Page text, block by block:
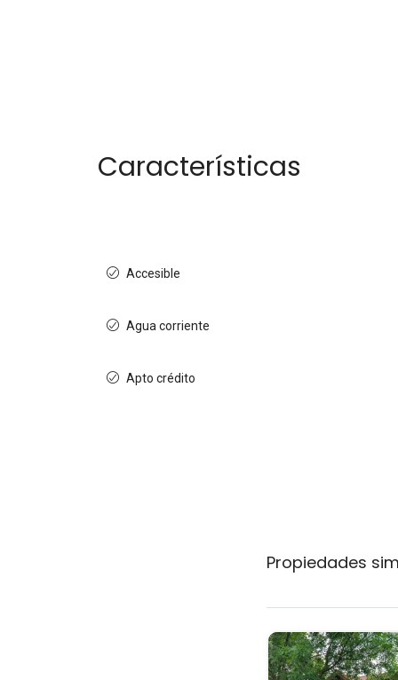
Características
Accesible
Agua corriente
Apto crédito
Propiedades